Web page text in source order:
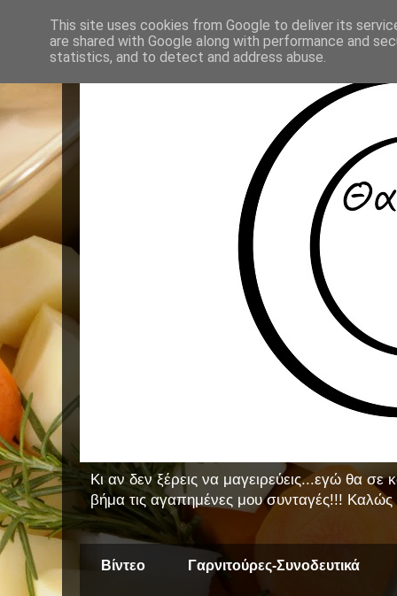
Κι αν δεν ξέρεις να μαγειρεύεις...εγώ θα
βήμα τις αγαπημένες μου συνταγές!!! Καλώς
Βίντεο Γαρνιτούρες-Συνοδευτικά
This site uses cookies from Google to deliver its
are shared with Google along with performance and
statistics, and to detect and address abuse.